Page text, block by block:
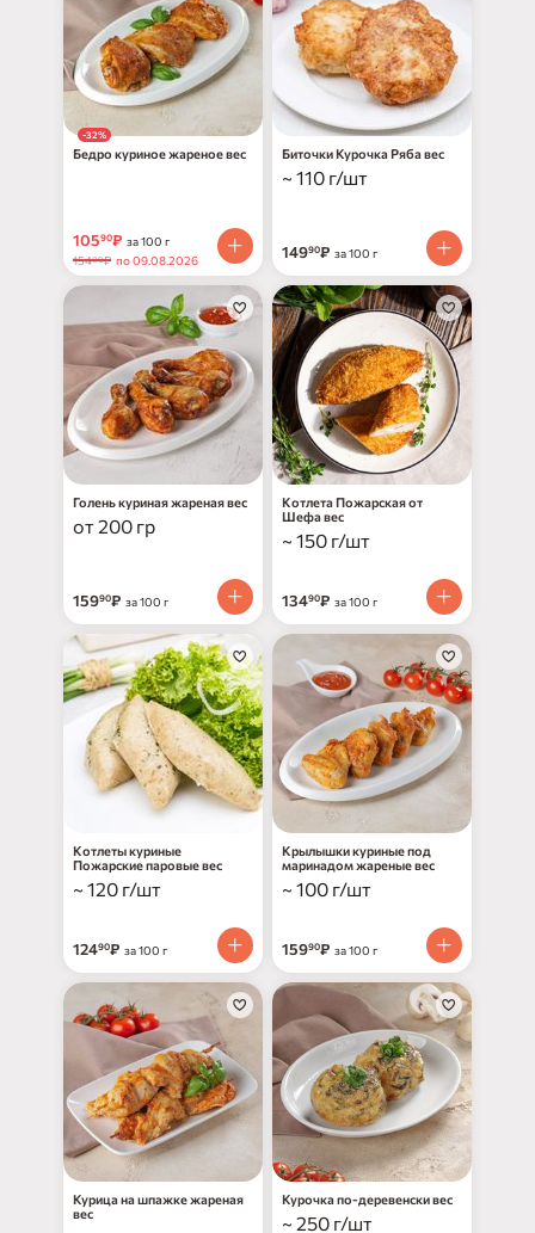
-32%
Бедро куриное жареное вес
10590₽ за 100 г
15400₽ по 09.08.2026
Биточки Курочка Ряба вес
~ 110 г/шт
14990₽ за 100 г
Голень куриная жареная вес
от 200 гр
15990₽ за 100 г
Котлета Пожарская от
Шефа вес
~ 150 г/шт
13490₽ за 100 г
Котлеты куриные
Пожарские паровые вес
~ 120 г/шт
12490₽ за 100 г
Крылышки куриные под
маринадом жареные вес
~ 100 г/шт
15990₽ за 100 г
Курица на шпажке жареная
вес
Курочка по-деревенски вес
~ 250 г/шт